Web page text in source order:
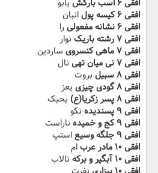
افقی ۶ اسب بارکش
یابو
افقی ۶ کیسه پول
انبان
افقی ۶ نشانه مفعولی
را
افقی ۷ ‬‫رشته باریک
نوار
افقی ۷ ماهی کنسروی
ساردین
افقی ۷ نی میان تهی
نال
افقی ۸ سبیل
بروت
افقی ۸ گودی‬‫ چیزی
یعز
افقی ۸ پسر زکریا(ع)
یحیک
افقی ۹ پسندیده
نکو
افقی ۹ کج و خمیده
ناراست
افقی ۹ جلگه وسیع‬‫
استپ
افقی ۱۰ مادر عرب
ام
افقی ۱۰ آبگیر و برکه
تالاب